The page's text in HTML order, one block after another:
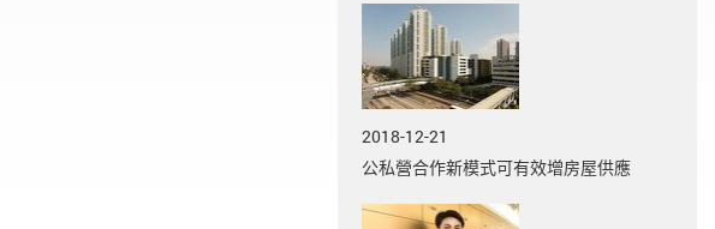
2018-12-21
公私營合作新模式可有效增房屋供應